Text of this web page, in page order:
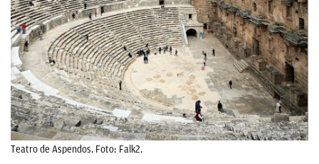
Teatro de Aspendos. Foto: Falk2.